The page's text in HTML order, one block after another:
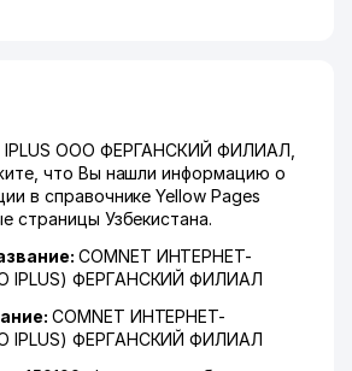
IPLUS ООО ФЕРГАНСКИЙ ФИЛИАЛ,
что Вы нашли информацию о
в справочнике Yellow Pages
страницы Узбекистана.
COMNET ИНТЕРНЕТ-
ФЕРГАНСКИЙ ФИЛИАЛ
COMNET ИНТЕРНЕТ-
ФЕРГАНСКИЙ ФИЛИАЛ